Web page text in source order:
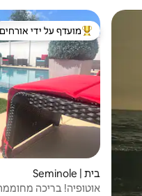
מוביל בקרב נכסים
מועדף על ידי אורחים
בית | Seminole